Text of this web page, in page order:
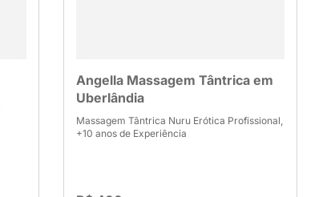
Angella Massagem Tântrica em
Uberlândia
Massagem Tântrica Nuru Erótica Profissional,
+10 anos de Experiência